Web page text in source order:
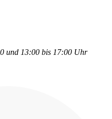
und 13:00 bis 17:00 Uhr